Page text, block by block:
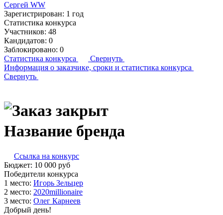
Сергей WW
Зарегистрирован: 1 год
Статистика конкурса
Участников: 48
Кандидатов: 0
Заблокировано: 0
Статистика конкурса
Свернуть
Информация о заказчике, сроки и статистика конкурса
Свернуть
Название бренда
Ссылка на конкурс
Бюджет: 10 000 руб
Победители конкурса
1 место: Игорь Зель­цер
2 место: 202­0mil­li­ona­ire
3 место: Олег Кар­не­ев
Добрый день!